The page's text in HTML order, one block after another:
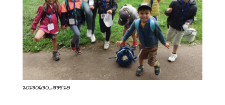
20230630_133528